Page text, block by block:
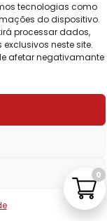
tecnologias como
do dispositivo.
processar dados,
neste site.
afetar negativamante
Todos os
0